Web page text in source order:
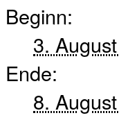
Beginn:
3.
Ende:
8.